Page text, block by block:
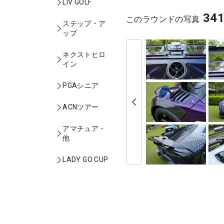
LIV GOLF
ステップ・ア
ップ
ネクストヒロ
イン
PGAシニア
ACNツアー
アマチュア・
他
LADY GO CUP
このラウンドの写真